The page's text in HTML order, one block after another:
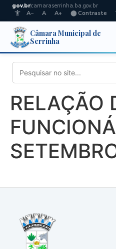
gov.brcamaraserrinha.ba.gov.br
A−
A A+ ⬤ Contraste
Câmara Municipal de
Serrinha
RELAÇÃO